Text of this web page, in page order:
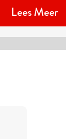
Lees Meer